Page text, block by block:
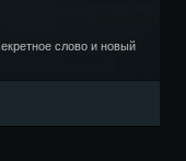
слово и новый